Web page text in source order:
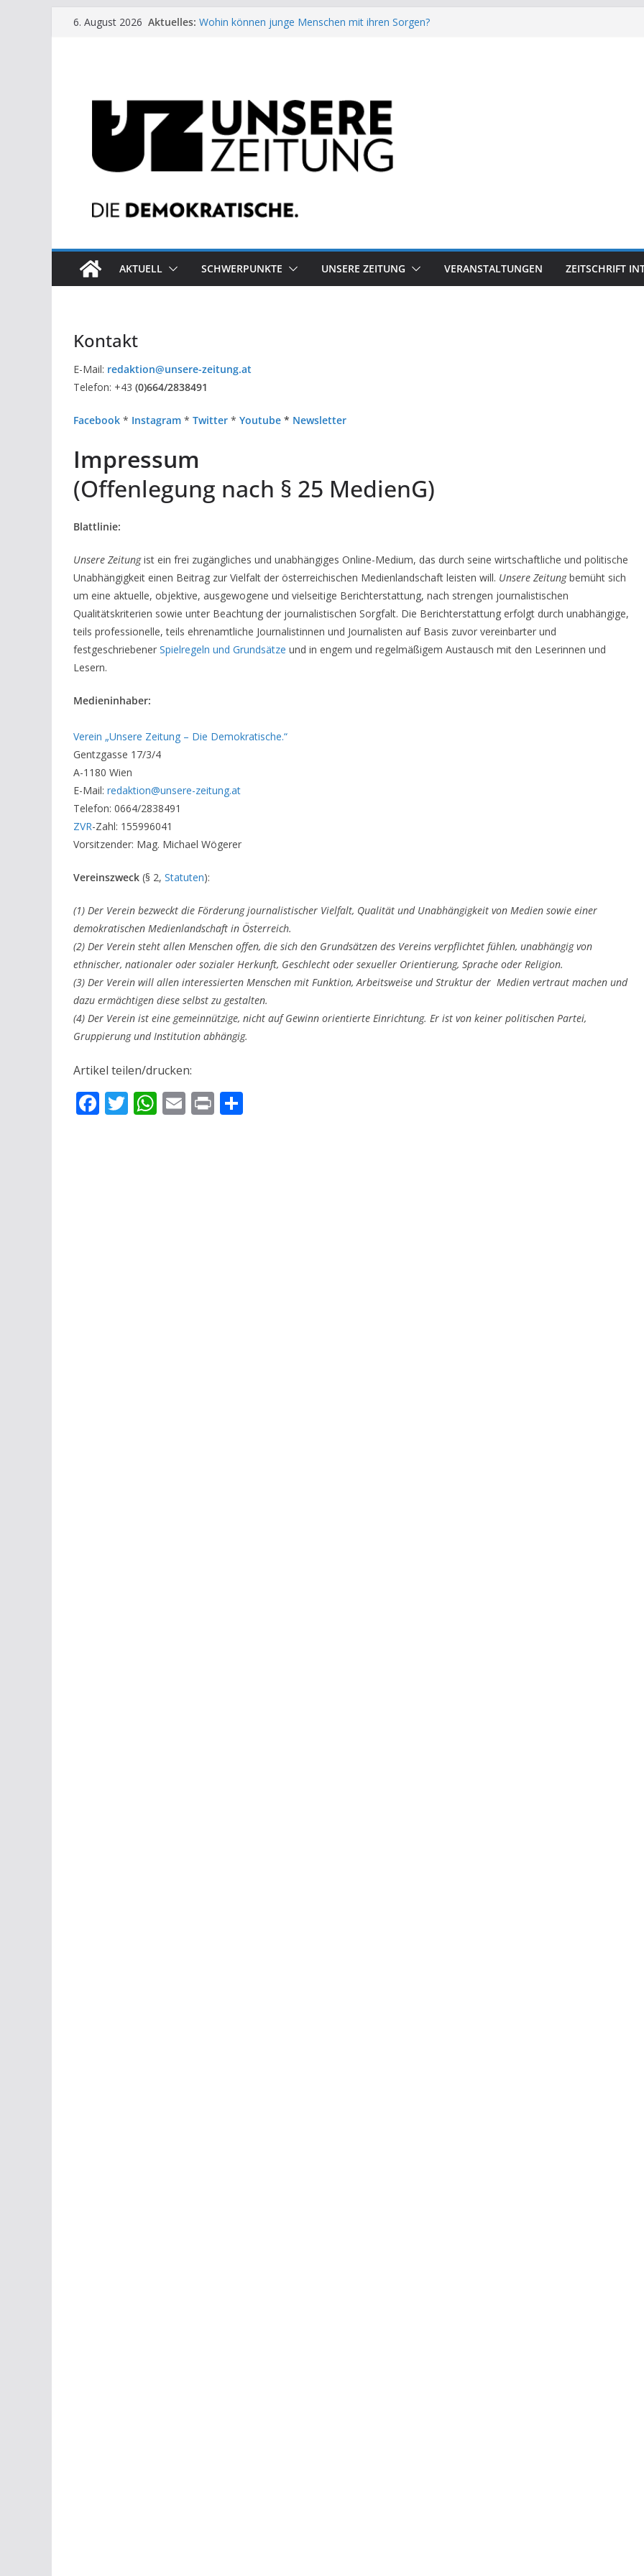
Zum6. August 2026 Aktuelles: Wohin können junge Menschen mit ihren Sorgen?
AKTUELL SCHWERPUNKTE UNSERE ZEITUNG VERANSTALTUNGEN ZEITSCHRIFT
Kontakt
E-Mail: redaktion@unsere-zeitung.at
Telefon: +43 (0)664/2838491
Facebook * Instagram * Twitter * Youtube * Newsletter
Impressum
(Offenlegung nach § 25 MedienG)
Blattlinie:
Unsere Zeitungist ein frei zugängliches und unabhängiges Online-Medium, das durch seine wirtschaftliche und politische
Unabhängigkeit einen Beitrag zur Vielfalt der österreichischen Medienlandschaft leisten will. Unsere Zeitungbemüht sich
um eine aktuelle, objektive, ausgewogene und vielseitige Berichterstattung, nach strengen journalistischen
Qualitätskriterien sowie unter Beachtung der journalistischen Sorgfalt. Die Berichterstattung erfolgt durch unabhängige,
teils professionelle, teils ehrenamtliche Journalistinnen und Journalisten auf Basis zuvor vereinbarter und
festgeschriebener Spielregeln und Grundsätze und in engem und regelmäßigem Austausch mit den Leserinnen und
Lesern.
Medieninhaber:
Verein „Unsere Zeitung – Die Demokratische.“
Gentzgasse 17/3/4
A-1180 Wien
E-Mail: redaktion@unsere-zeitung.at
Telefon: 0664/2838491
ZVR-Zahl: 155996041
Vorsitzender: Mag. Michael Wögerer
Vereinszweck (§ 2, Statuten):
(1) Der Verein bezweckt die Förderung journalistischer Vielfalt, Qualität und Unabhängigkeit von Medien sowie einer
demokratischen Medienlandschaft in Österreich.
(2) Der Verein steht allen Menschen offen, die sich den Grundsätzen des Vereins verpflichtet fühlen, unabhängig von
ethnischer, nationaler oder sozialer Herkunft, Geschlecht oder sexueller Orientierung, Sprache oder Religion.
(3) Der Verein will allen interessierten Menschen mit Funktion, Arbeitsweise und Struktur der Medien vertraut machen und
dazu ermächtigen diese selbst zu gestalten.
(4) Der Verein ist eine gemeinnützige, nicht auf Gewinn orientierte Einrichtung. Er ist von keiner politischen Partei,
Gruppierung und Institution abhängig.
Artikel teilen/drucken:
F T W E Pr